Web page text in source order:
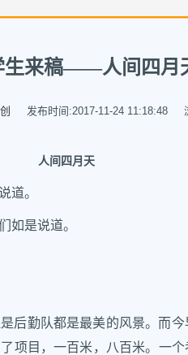
生来稿——人间四月
发布时间:2017-11-24 11:18:48 浏
人间四月天
道。
如是说道。
后勤队都是最美的风景。而今
项目，一百米，八百米。一个